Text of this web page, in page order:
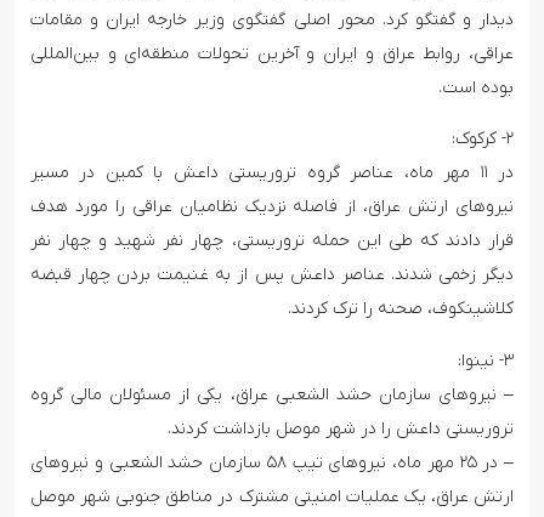
دیدار و گفتگو کرد. محور اصلی گفتگوی وزیر خارجه ایران و مقامات
عراقی، روابط عراق و ایران و آخرین تحولات منطقه‌ای و بین‌المللی
بوده است.
۲- کرکوک:
در ۱۱ مهر ماه، عناصر گروه تروریستی داعش با کمین در مسیر
نیروهای ارتش عراق، از فاصله نزدیک نظامیان عراقی را مورد هدف
قرار دادند که طی این حمله تروریستی، چهار نفر شهید و چهار نفر
دیگر زخمی شدند. عناصر داعش پس از به غنیمت بردن چهار قبضه
کلاشینکوف، صحنه را ترک کردند.
۳- نینوا:
– نیروهای سازمان حشد الشعبی عراق، یکی از مسئولان مالی گروه
تروریستی داعش را در شهر موصل بازداشت کردند.
– در ۲۵ مهر ماه، نیروهای تیپ ۵۸ سازمان حشد الشعبی و نیروهای
ارتش عراق، یک عملیات امنیتی مشترک در مناطق جنوبی شهر موصل